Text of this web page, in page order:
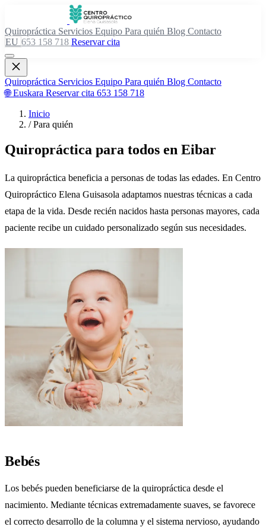
Quiropráctica Servicios Equipo Para quién Blog Contacto
EU 653 158 718 Reservar cita
Quiropráctica Servicios Equipo Para quién Blog Contacto
🌐 Euskara Reservar cita 653 158 718
Inicio
/ Para quién
Quiropráctica para todos en Eibar
La quiropráctica beneficia a personas de todas las edades. En Centro
Quiropráctico Elena Guisasola adaptamos nuestras técnicas a cada
etapa de la vida. Desde recién nacidos hasta personas mayores, cada
paciente recibe un cuidado personalizado según sus necesidades.
Bebés
Los bebés pueden beneficiarse de la quiropráctica desde el
nacimiento. Mediante técnicas extremadamente suaves, se favorece
el correcto desarrollo de la columna y el sistema nervioso, ayudando